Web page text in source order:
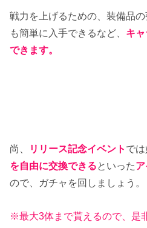
戦力を上げるための、装備品
も簡単に入手できるなど、 キ
できます。
尚、 リリース記念イベント で
を自由に交換できるといった
ので、ガチャを回しましょう。
※最大3体まで貰えるので、是